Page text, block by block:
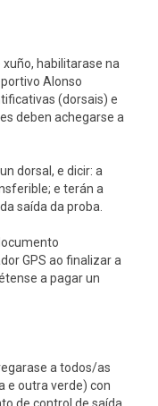
xuño, habilitarase na
Alonso
(dorsais) e
deben achegarse a
dorsal, e dicir: a
e terán a
saída da proba.
GPS ao finalizar a
a pagar un
a todos/as
e outra verde) con